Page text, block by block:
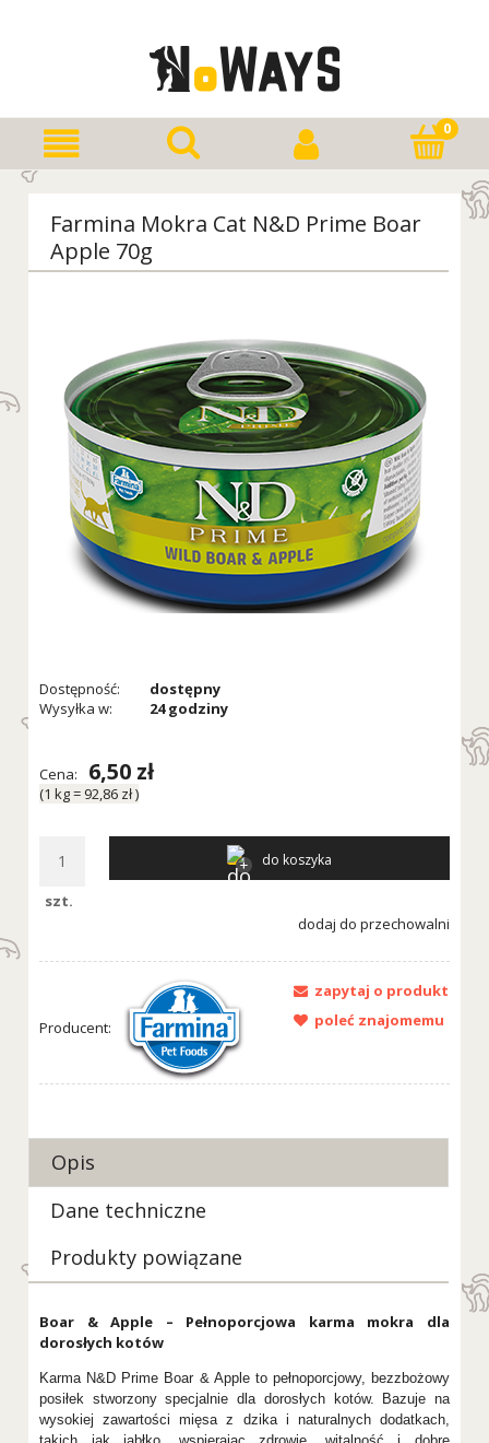
Farmina Mokra Cat N&D Prime Boar
Apple 70g
Dostępność:
dostępny
Wysyłka w:
24 godziny
Cena: 6,50 zł
(1 kg= 92,86 zł)
szt.
do koszyka
dodaj do przechowalni
Producent:
zapytaj o produkt
poleć znajomemu
Opis
Dane techniczne
Produkty powiązane
Boar & Apple – Pełnoporcjowa karma mokra dla
dorosłych kotów
Karma N&D Prime Boar & Apple to pełnoporcjowy, bezzbożowy
posiłek stworzony specjalnie dla dorosłych kotów. Bazuje na
wysokiej zawartości mięsa z dzika i naturalnych dodatkach,